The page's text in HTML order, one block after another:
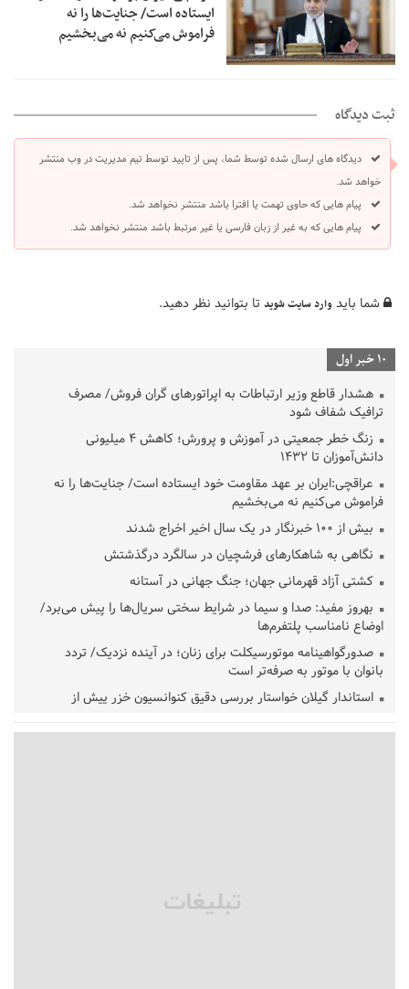
ایستاده است/ جنایت‌ها را نه
فراموش می‌کنیم نه می‌بخشیم
ثبت دیدگاه
دیدگاه های ارسال شده توسط شما، پس از تایید توسط تیم مدیریت در وب منتشر
خواهد شد.
پیام هایی که حاوی تهمت یا افترا باشد منتشر نخواهد شد.
پیام هایی که به غیر از زبان فارسی یا غیر مرتبط باشد منتشر نخواهد شد.
شما باید وارد سایت شوید تا بتوانید نظر دهید.
10 خبر اول
هشدار قاطع وزیر ارتباطات به اپراتورهای گران فروش/ مصرف
ترافیک شفاف شود
زنگ خطر جمعیتی در آموزش و پرورش؛ کاهش ۴ میلیونی
دانش‌آموزان تا ۱۴۳۲
عراقچی:ایران بر عهد مقاومت خود ایستاده است/ جنایت‌ها را نه
فراموش می‌کنیم نه می‌بخشیم
بیش از ۱۰۰ خبرنگار در یک سال اخیر اخراج شدند
نگاهی به شاهکارهای فرشچیان در سالگرد درگذشتش
کشتی آزاد قهرمانی جهان؛ جنگ جهانی در آستانه
بهروز مفید: صدا و سیما در شرایط سختی سریال‌ها را پیش می‌برد/
اوضاع نامناسب پلتفرم‌ها
صدورگواهینامه موتورسیکلت برای زنان؛ در آینده نزدیک/ تردد
بانوان با موتور به‌ صرفه‌تر است
استاندار گیلان خواستار بررسی دقیق کنوانسیون خزر پیش از